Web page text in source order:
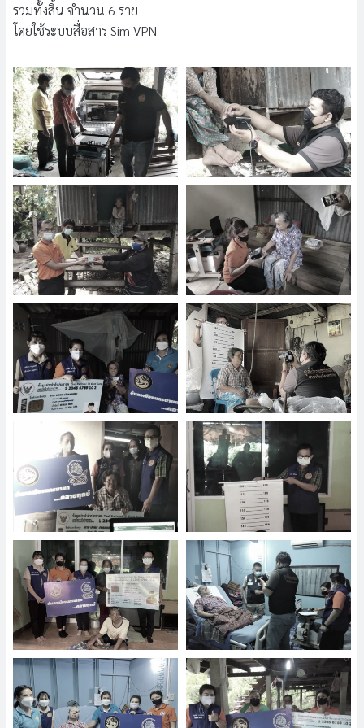
รวมทั้งสิ้น จำนวน 6 ราย
โดยใช้ระบบสื่อสาร Sim VPN